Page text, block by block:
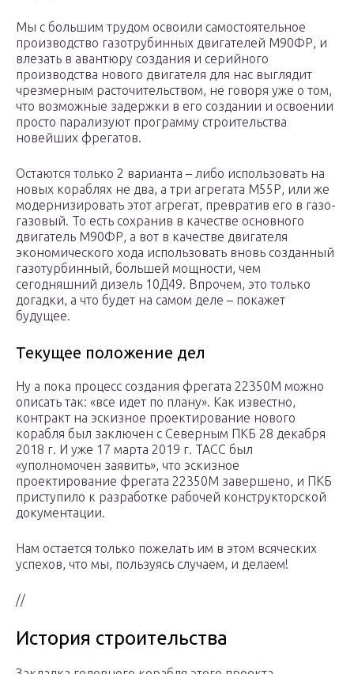
Мы с большим трудом освоили самостоятельное
производство газотрубинных двигателей М90ФР, и
влезать в авантюру создания и серийного
производства нового двигателя для нас выглядит
чрезмерным расточительством, не говоря уже о том,
что возможные задержки в его создании и освоении
просто парализуют программу строительства
новейших фрегатов.
Остаются только 2 варианта – либо использовать на
новых кораблях не два, а три агрегата М55Р, или же
модернизировать этот агрегат, превратив его в газо-
газовый. То есть сохранив в качестве основного
двигатель М90ФР, а вот в качестве двигателя
экономического хода использовать вновь созданный
газотурбинный, большей мощности, чем
сегодняшний дизель 10Д49. Впрочем, это только
догадки, а что будет на самом деле – покажет
будущее.
Текущее положение дел
Ну а пока процесс создания фрегата 22350М можно
описать так: «все идет по плану». Как известно,
контракт на эскизное проектирование нового
корабля был заключен с Северным ПКБ 28 декабря
2018 г. И уже 17 марта 2019 г. ТАСС был
«уполномочен заявить», что эскизное
проектирование фрегата 22350М завершено, и ПКБ
приступило к разработке рабочей конструкторской
документации.
Нам остается только пожелать им в этом всяческих
успехов, что мы, пользуясь случаем, и делаем!
//
История строительства